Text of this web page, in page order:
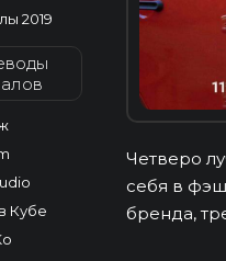
2019
Кубе
Четверо
себя в
бренда,